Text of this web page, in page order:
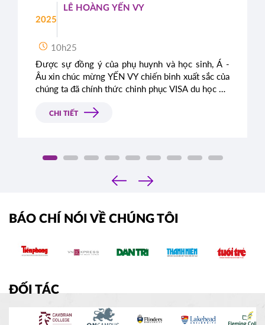
2025
LÊ HOÀNG YẾN VY
10h25
Được sự đồng ý của phụ huynh và học sinh, Á -
Âu xin chúc mừng YẾN VY chiến binh xuất sắc của
chúng ta đã chính thức chinh phục VISA du học Úc
xinh đẹp.
CHI TIẾT
‹
›
BÁO CHÍ NÓI VỀ CHÚNG TÔI
ĐỐI TÁC